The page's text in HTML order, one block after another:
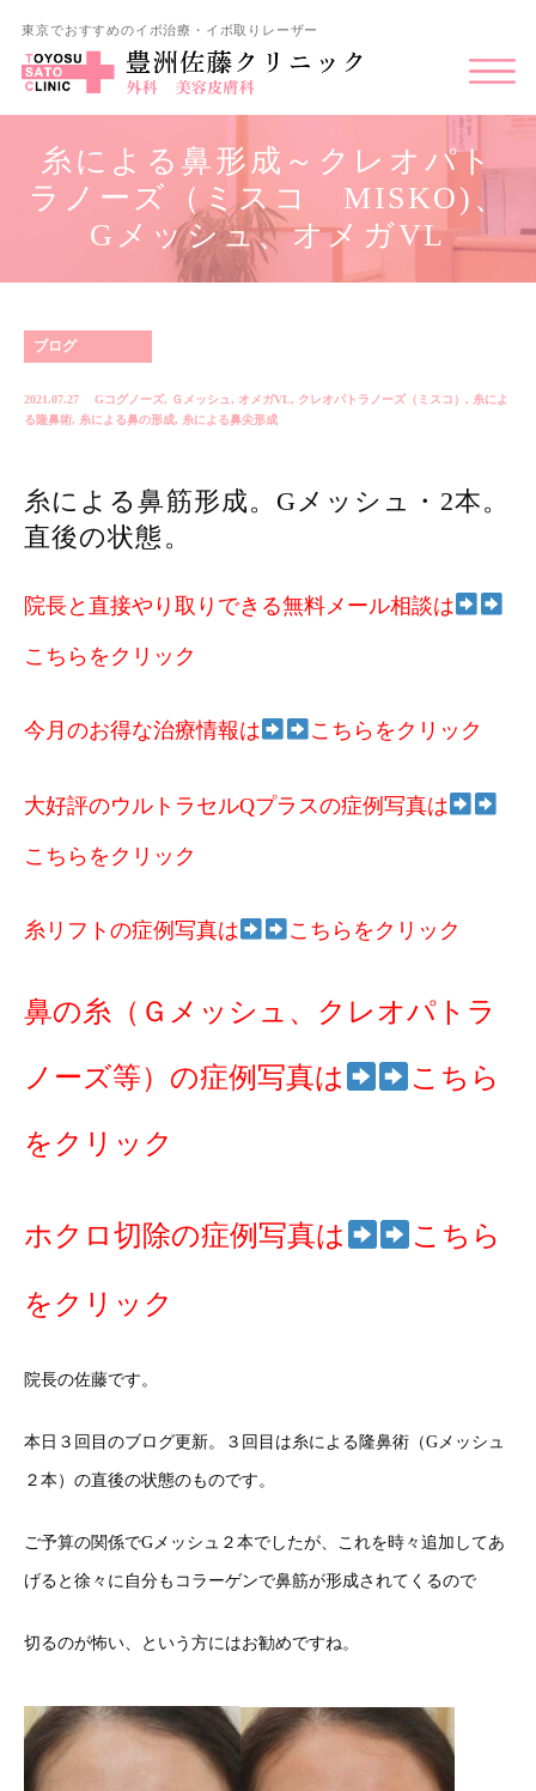
東京でおすすめのイボ治療・イボ取りレーザー
糸による鼻形成～クレオパト
ラノーズ（ミスコ MISKO)、
Gメッシュ、オメガVL
ブログ
2021.07.27 Gコグノーズ, Ｇメッシュ, オメガVL, クレオパトラノーズ（ミスコ） , 糸によ
る隆鼻術, 糸による鼻の形成, 糸による鼻尖形成
糸による鼻筋形成。Gメッシュ・2本。
直後の状態。
院長と直接やり取りできる無料メール相談は
こちらをクリック
今月のお得な治療情報は こちらをクリック
大好評のウルトラセルQプラスの症例写真は
こちらをクリック
糸リフトの症例写真は こちらをクリック
鼻の糸（Ｇメッシュ、クレオパトラ
ノーズ等）の症例写真は こちら
をクリック
ホクロ切除の症例写真は こちら
をクリック
院長の佐藤です。
本日３回目のブログ更新。３回目は糸による隆鼻術（Gメッシュ
２本）の直後の状態のものです。
ご予算の関係でGメッシュ２本でしたが、これを時々追加してあ
げると徐々に自分もコラーゲンで鼻筋が形成されてくるので
切るのが怖い、という方にはお勧めですね。